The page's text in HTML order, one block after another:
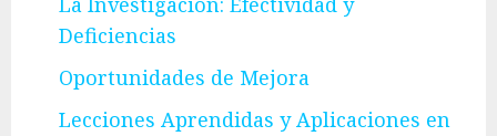
Deficiencias
Oportunidades de Mejora
Lecciones Aprendidas y Aplicaciones en